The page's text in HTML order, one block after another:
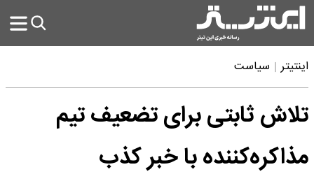
اینتیتر سیاست
تلاش ثابتی برای تضعیف تیم
مذاکره‌کننده با خبر کذب